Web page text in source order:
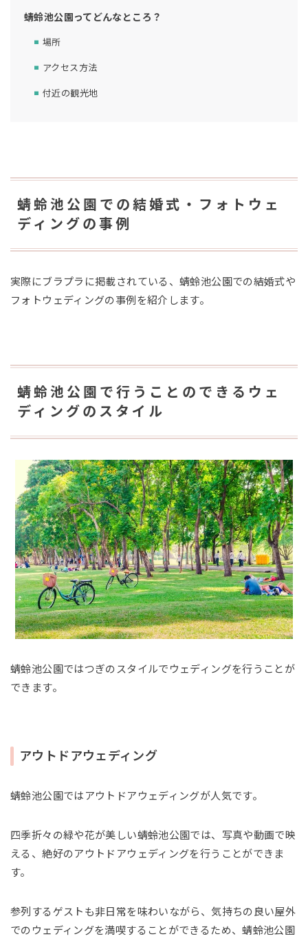
蜻蛉池公園ってどんなところ？
場所
アクセス方法
付近の観光地
蜻蛉池公園での結婚式・フォトウェ
ディングの事例
実際にブラプラに掲載されている、蜻蛉池公園での結婚式や
フォトウェディングの事例を紹介します。
蜻蛉池公園で行うことのできるウェ
ディングのスタイル
蜻蛉池公園ではつぎのスタイルでウェディングを行うことが
できます。
アウトドアウェディング
蜻蛉池公園ではアウトドアウェディングが人気です。
四季折々の緑や花が美しい蜻蛉池公園では、写真や動画で映
える、絶好のアウトドアウェディングを行うことができま
す。
参列するゲストも非日常を味わいながら、気持ちの良い屋外
でのウェディングを満喫することができるため、蜻蛉池公園